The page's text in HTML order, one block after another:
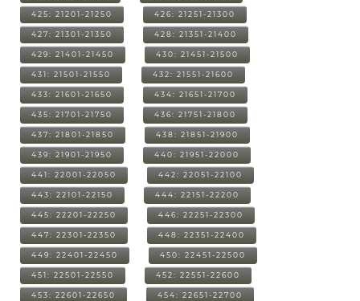
425: 21201-21250 426: 21251-21300
427: 21301-21350 428: 21351-21400
429: 21401-21450 430: 21451-21500
431: 21501-21550 432: 21551-21600
433: 21601-21650 434: 21651-21700
435: 21701-21750 436: 21751-21800
437: 21801-21850 438: 21851-21900
439: 21901-21950 440: 21951-22000
441: 22001-22050 442: 22051-22100
443: 22101-22150 444: 22151-22200
445: 22201-22250 446: 22251-22300
447: 22301-22350 448: 22351-22400
449: 22401-22450 450: 22451-22500
451: 22501-22550 452: 22551-22600
453: 22601-22650 454: 22651-22700